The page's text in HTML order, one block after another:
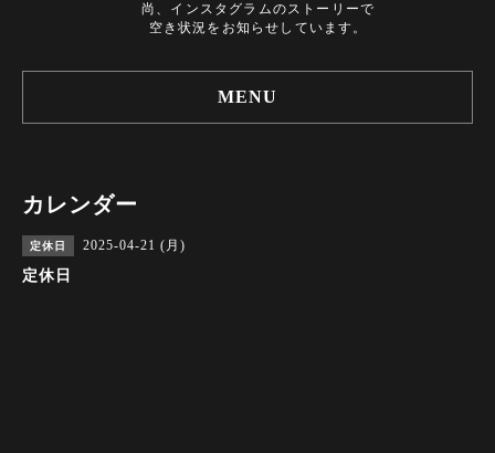
尚、インスタグラムのストーリーで
空き状況をお知らせしています。
MENU
カレンダー
定休日 2025-04-21 (月)
定休日